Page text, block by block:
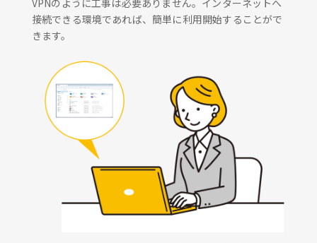
接続できる環境であれば、簡単に利用開始することがで
きます。